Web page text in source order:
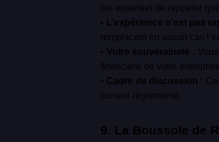
est essentiel de rappeler
• L’expérience n’est pas
remplacent en aucun cas
• Votre souveraineté :
financière de votre
• Cadre de discussion :
conseil réglementé.
9. La Boussole de